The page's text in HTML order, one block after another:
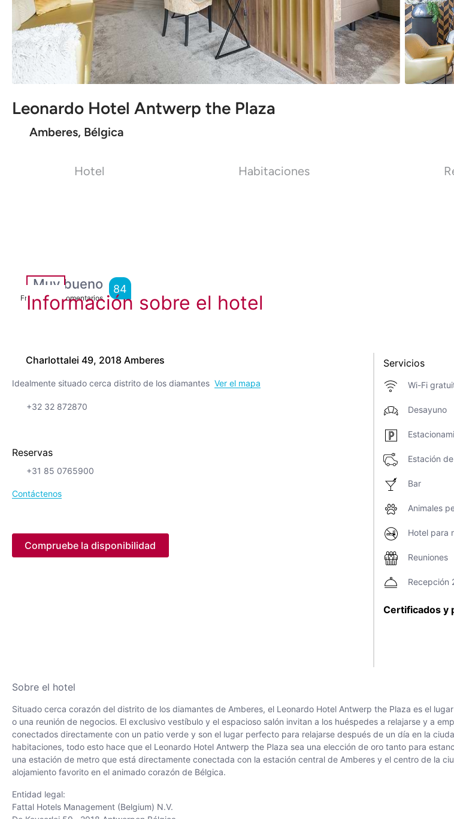
Leonardo Hotel Antwerp the Plaza
Amberes, Bélgica
Hotel Habitaciones
Muy bueno
From3,209 Comentarios
84
Información sobre el hotel
Charlottalei 49, 2018 Amberes
Idealmente situado cerca distrito de los diamantes Ver el mapa
+32 32 872870
Reservas
+31 85 0765900
Contáctenos
Compruebe la disponibilidad
Servicios
Wi-Fi
Desayuno
Estación
Bar
Animales
Hotel para
Reuniones
Recepción
Certificados y
Sobre el hotel
Situado cerca corazón del distrito de los diamantes de Amberes, el Leonardo Hotel Antwerp the Plaza es el
o una reunión de negocios. El exclusivo vestíbulo y el espacioso salón invitan a los huéspedes a relajarse y a
conectados directamente con un patio verde y son el lugar perfecto para relajarse después de un día en la
habitaciones, todo esto hace que el Leonardo Hotel Antwerp the Plaza sea una elección de oro tanto para
una estación de metro que está directamente conectada con la estación central de Amberes y el centro de la
alojamiento favorito en el animado corazón de Bélgica.
Entidad legal:
Fattal Hotels Management (Belgium) N.V.